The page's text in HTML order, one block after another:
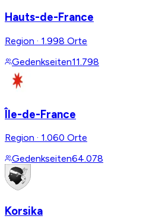
Hauts-de-France
Region · 1.998 Orte
Gedenkseiten11.798
Île-de-France
Region · 1.060 Orte
Gedenkseiten64.078
Korsika